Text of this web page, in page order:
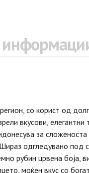
со корист од
вкусови,
за
одгледувано под
рубин црвена боја,
моќен вкус со